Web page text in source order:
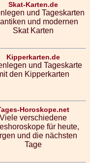
Skat-Karten.de
und Tageskarten
und modernen
Skat Karten
Kipperkarten.de
und Tageskarte
den Kipperkarten
Horoskope.net
Viele verschiedene
für heute,
und die nächsten
Tage